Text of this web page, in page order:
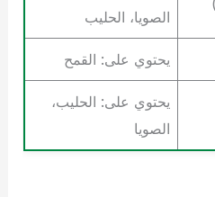
الصويا، الحليب
يحتوي على: القمح
يحتوي على: الحليب،
الصويا